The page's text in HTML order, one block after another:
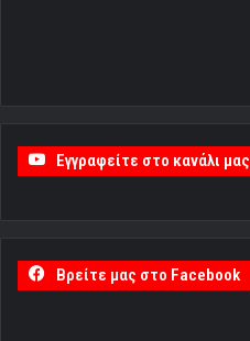
Εγγραφείτε στο κανάλι μας
Βρείτε μας στο Facebook